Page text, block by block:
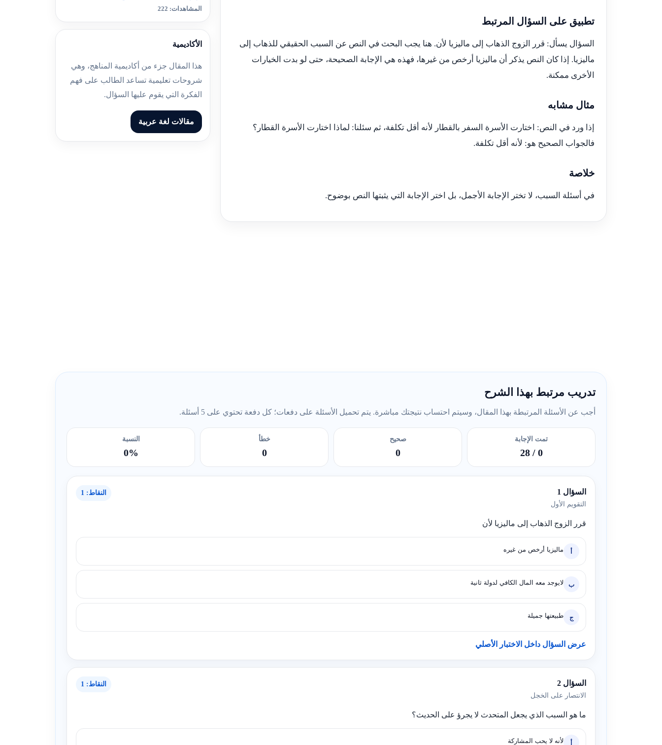
تطبيق على السؤال المرتبط
السؤال يسأل: قرر الزوج الذهاب إلى ماليزيا لأن. هنا يجب البحث في النص عن السبب الحقيقي للذهاب إلى
ماليزيا. إذا كان النص يذكر أن ماليزيا أرخص من غيرها، فهذه هي الإجابة الصحيحة، حتى لو بدت الخيارات
الأخرى ممكنة.
مثال مشابه
إذا ورد في النص: اختارت الأسرة السفر بالقطار لأنه أقل تكلفة، ثم سئلنا: لماذا اختارت الأسرة القطار؟
فالجواب الصحيح هو: لأنه أقل تكلفة.
خلاصة
في أسئلة السبب، لا تختر الإجابة الأجمل، بل اختر الإجابة التي يثبتها النص بوضوح.
المشاهدات: 222
الأكاديمية
هذا المقال جزء من أكاديمية المناهج، وهي
شروحات تعليمية تساعد الطالب على فهم
الفكرة التي يقوم عليها السؤال.
مقالات لغة عربية
تدريب مرتبط بهذا الشرح
أجب عن الأسئلة المرتبطة بهذا المقال، وسيتم احتساب نتيجتك مباشرة. يتم تحميل الأسئلة على دفعات؛ كل دفعة تحتوي على 5 أسئلة.
تمت الإجابة
0
/ 28
صحيح
0
خطأ
0
النسبة
0%
السؤال 1
التقويم الأول
النقاط: 1
قرر الزوج الذهاب إلى ماليزيا لأن
أ ماليزيا أرخص من غيره
ب لايوجد معه المال الكافي لدولة ثانية
ج طبيعتها جميلة
عرض السؤال داخل الاختبار الأصلي
السؤال 2
الانتصار على الخجل
النقاط: 1
ما هو السبب الذي يجعل المتحدث لا يجرؤ على الحديث؟
أ لأنه لا يحب المشاركة